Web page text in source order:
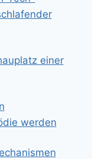
einer
werden